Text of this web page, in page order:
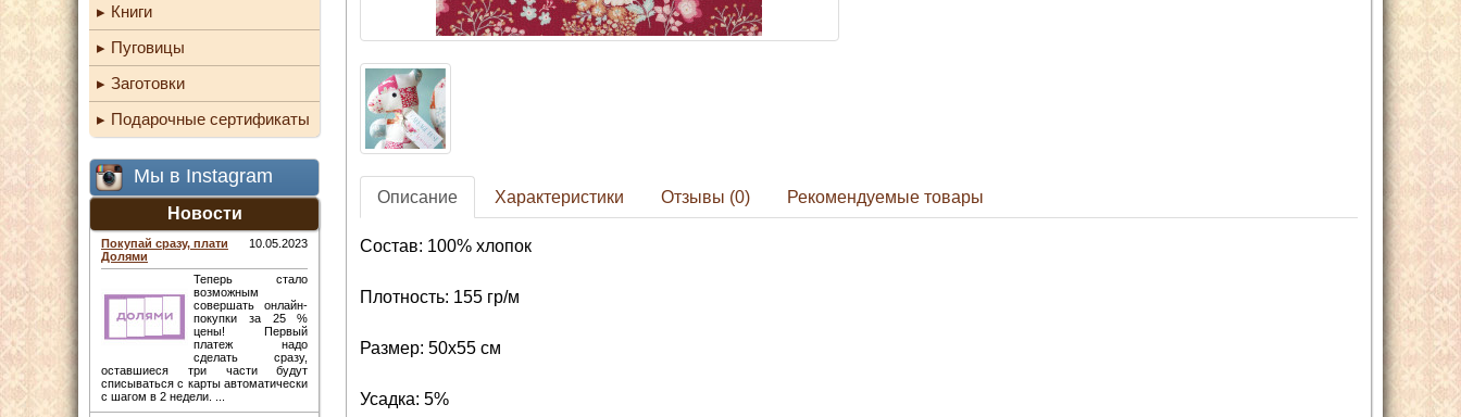
Книги
Пуговицы
Заготовки
Подарочные сертификаты
Мы в Instagram
Новости
Покупай сразу, плати
Долями
10.05.2023
Теперь стало
возможным
совершать онлайн-
покупки за 25 %
цены! Первый
платеж надо
сделать сразу,
оставшиеся три части будут
списываться с карты автоматически
с шагом в 2 недели. ...
Описание Характеристики Отзывы (0) Рекомендуемые товары
Состав: 100% хлопок
Плотность: 155 гр/м
Размер: 50х55 см
Усадка: 5%